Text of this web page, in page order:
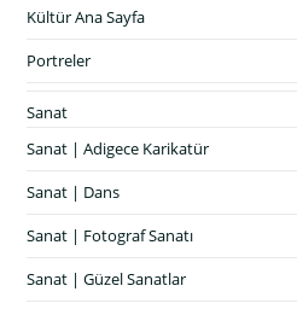
Kültür Ana Sayfa
Portreler
Sanat
Sanat | Adigece Karikatür
Sanat | Dans
Sanat | Fotograf Sanatı
Sanat | Güzel Sanatlar